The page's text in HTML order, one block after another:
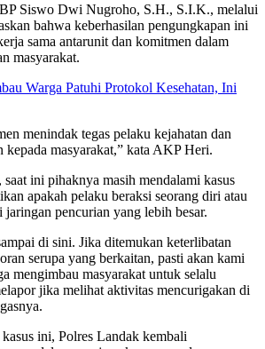
Siswo Dwi Nugroho, S.H., S.I.K., melalui
bahwa keberhasilan pengungkapan ini
sama antarunit dan komitmen dalam
masyarakat.
Warga Patuhi Protokol Kesehatan, Ini
menindak tegas pelaku kejahatan dan
kepada masyarakat,” kata AKP Heri.
ini pihaknya masih mendalami kasus
apakah pelaku beraksi seorang diri atau
jaringan pencurian yang lebih besar.
di sini. Jika ditemukan keterlibatan
serupa yang berkaitan, pasti akan kami
mengimbau masyarakat untuk selalu
jika melihat aktivitas mencurigakan di
ini, Polres Landak kembali